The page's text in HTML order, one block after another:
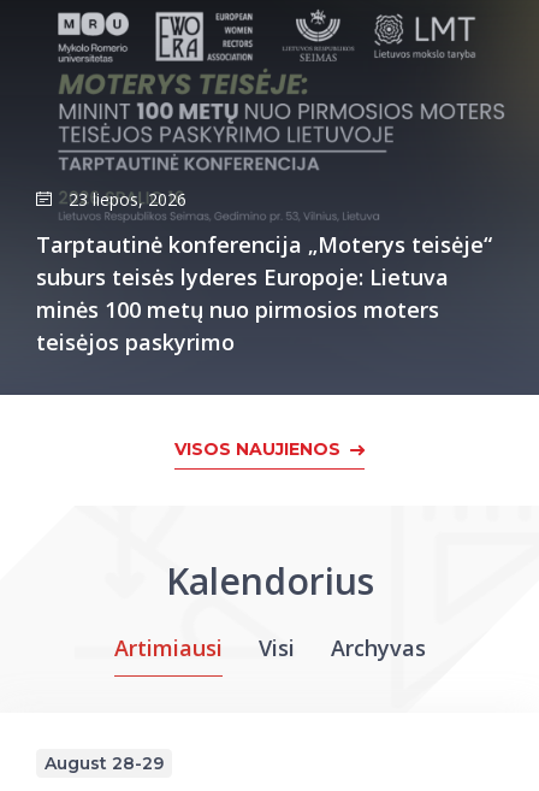
23 liepos, 2026
Tarptautinė konferencija „Moterys teisėje“
suburs teisės lyderes Europoje: Lietuva
minės 100 metų nuo pirmosios moters
teisėjos paskyrimo
VISOS NAUJIENOS
Kalendorius
Artimiausi Visi Archyvas
August 28-29